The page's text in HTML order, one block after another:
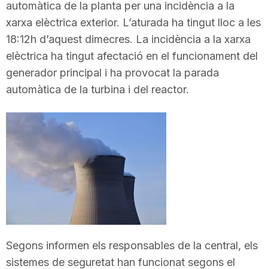
t
a
a
automàtica de la planta per una incidència a la
xarxa elèctrica exterior. L’aturada ha tingut lloc a les
18:12h d’aquest dimecres. La incidència a la xarxa
elèctrica ha tingut afectació en el funcionament del
generador principal i ha provocat la parada
automàtica de la turbina i del reactor.
Segons informen els responsables de la central, els
sistemes de seguretat han funcionat segons el